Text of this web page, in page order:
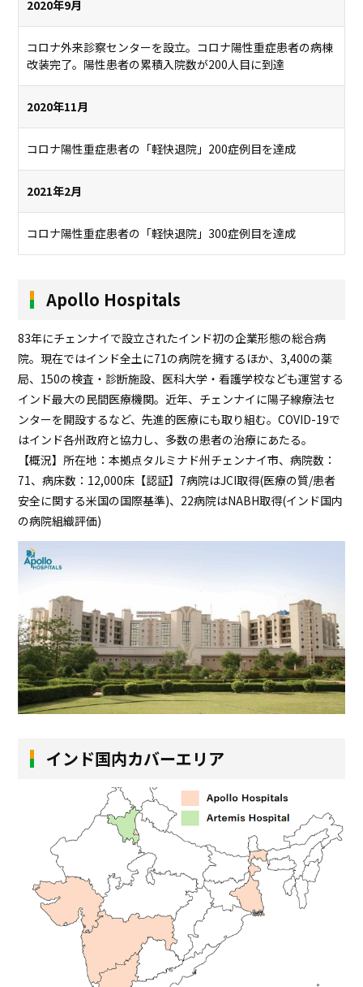
2020年9月
コロナ外来診察センターを設立。コロナ陽性重症患者の病棟
改装完了。陽性患者の累積入院数が200人目に到達
2020年11月
コロナ陽性重症患者の「軽快退院」200症例目を達成
2021年2月
コロナ陽性重症患者の「軽快退院」300症例目を達成
Apollo Hospitals
83年にチェンナイで設立されたインド初の企業形態の総合病
院。現在ではインド全土に71の病院を擁するほか、3,400の薬
局、150の検査・診断施設、医科大学・看護学校なども運営する
インド最大の民間医療機関。近年、チェンナイに陽子線療法セ
ンターを開設するなど、先進的医療にも取り組む。COVID-19で
はインド各州政府と協力し、多数の患者の治療にあたる。
【概況】所在地：本拠点タルミナド州チェンナイ市、病院数：
71、病床数：12,000床【認証】7病院はJCI取得(医療の質/患者
安全に関する米国の国際基準)、22病院はNABH取得(インド国内
の病院組織評価)
インド国内カバーエリア